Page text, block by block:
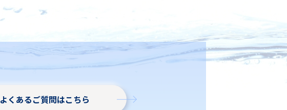
よくあるご質問はこちら